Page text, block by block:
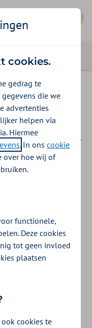
pakketen het
voor
zoals een
cookies.
gedrag te
die we
advertenties
helpen via
Hiermee
. In onscookie
over hoe wij of
functionele,
Deze cookies
tot geen invloed
plaatsen
cookies te